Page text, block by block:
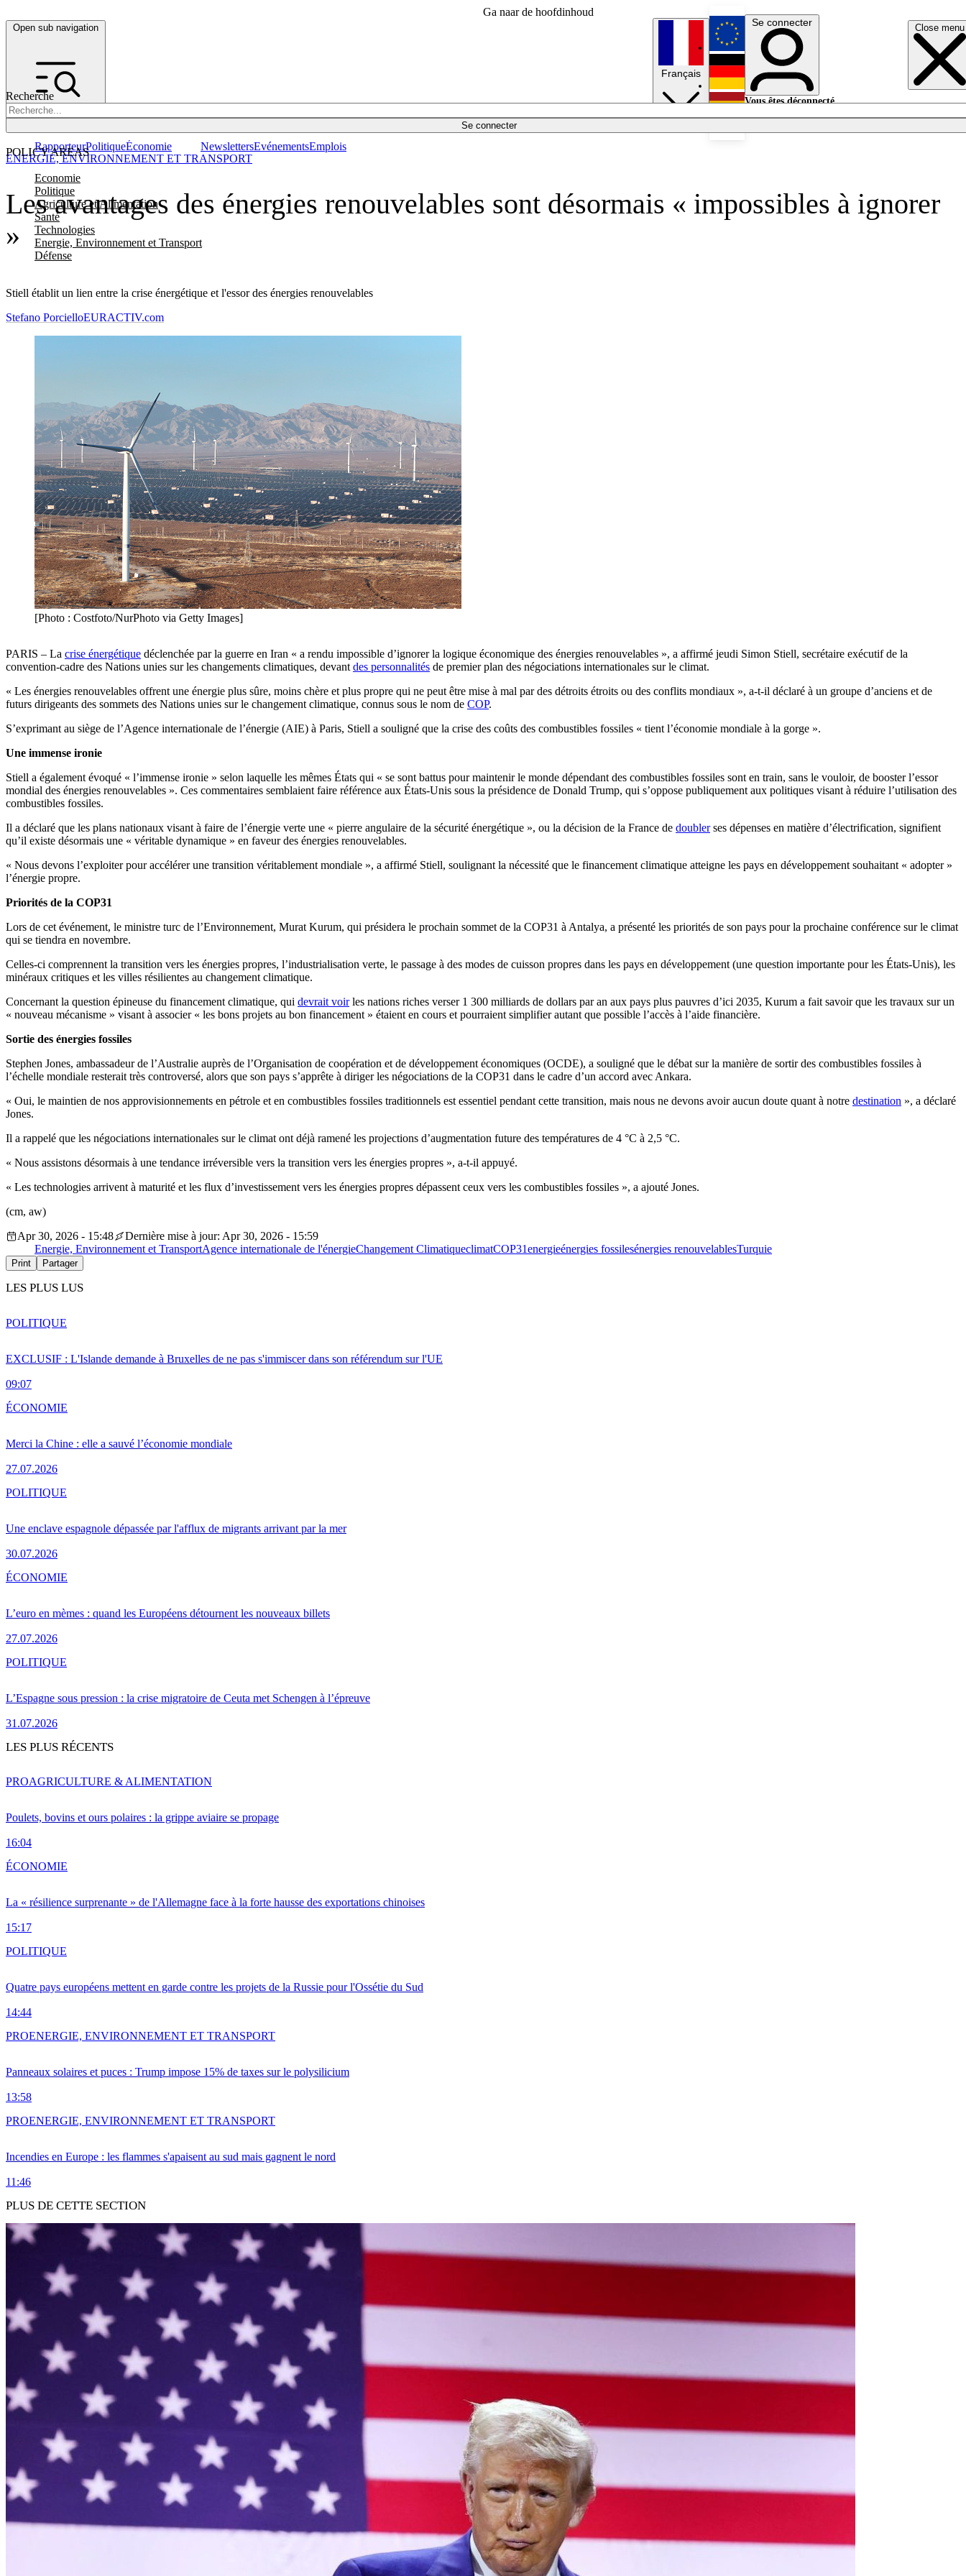
Ga naar de hoofdinhoud
Open sub navigation Close menu
Recherche
Se connecter
POLICY AREAS
Economie
Politique
Agriculture et Alimentation
Santé
Technologies
Energie, Environnement et Transport
Défense
RapporteurPolitiqueÉconomie NewslettersEvénementsEmplois
Français
English
Deutsch
Se connecter
Vous êtes déconnecté.
Les avantages des énergies renouvelables sont désormais « impossibles à ignorer
»
Stiell établit un lien entre la crise énergétique et l'essor des énergies renouvelables
ENERGIE, ENVIRONNEMENT ET TRANSPORT
Stefano PorcielloEURACTIV.com
[Photo : Costfoto/NurPhoto via Getty Images]
PARIS – La crise énergétique déclenchée par la guerre en Iran « a rendu impossible d’ignorer la logique économique des énergies renouvelables », a affirmé jeudi Simon Stiell, secrétaire exécutif de la
convention-cadre des Nations unies sur les changements climatiques, devant des personnalités de premier plan des négociations internationales sur le climat.
« Les énergies renouvelables offrent une énergie plus sûre, moins chère et plus propre qui ne peut être mise à mal par des détroits étroits ou des conflits mondiaux », a-t-il déclaré à un groupe d’anciens et de
futurs dirigeants des sommets des Nations unies sur le changement climatique, connus sous le nom de COP.
S’exprimant au siège de l’Agence internationale de l’énergie (AIE) à Paris, Stiell a souligné que la crise des coûts des combustibles fossiles « tient l’économie mondiale à la gorge ».
Une immense ironie
Stiell a également évoqué « l’immense ironie » selon laquelle les mêmes États qui « se sont battus pour maintenir le monde dépendant des combustibles fossiles sont en train, sans le vouloir, de booster l’essor
mondial des énergies renouvelables ». Ces commentaires semblaient faire référence aux États-Unis sous la présidence de Donald Trump, qui s’oppose publiquement aux politiques visant à réduire l’utilisation des
combustibles fossiles.
Il a déclaré que les plans nationaux visant à faire de l’énergie verte une « pierre angulaire de la sécurité énergétique », ou la décision de la France de doublerses dépenses en matière d’électrification, signifient
qu’il existe désormais une « véritable dynamique » en faveur des énergies renouvelables.
« Nous devons l’exploiter pour accélérer une transition véritablement mondiale », a affirmé Stiell, soulignant la nécessité que le financement climatique atteigne les pays en développement souhaitant « adopter »
l’énergie propre.
Priorités de la COP31
Lors de cet événement, le ministre turc de l’Environnement, Murat Kurum, qui présidera le prochain sommet de la COP31 à Antalya, a présenté les priorités de son pays pour la prochaine conférence sur le climat
qui se tiendra en novembre.
Celles-ci comprennent la transition vers les énergies propres, l’industrialisation verte, le passage à des modes de cuisson propres dans les pays en développement (une question importante pour les États-Unis), les
minéraux critiques et les villes résilientes au changement climatique.
Concernant la question épineuse du financement climatique, qui devrait voirles nations riches verser 1 300 milliards de dollars par an aux pays plus pauvres d’ici 2035, Kurum a fait savoir que les travaux sur un
« nouveau mécanisme » visant à associer « les bons projets au bon financement » étaient en cours et pourraient simplifier autant que possible l’accès à l’aide financière.
Sortie des énergies fossiles
Stephen Jones, ambassadeur de l’Australie auprès de l’Organisation de coopération et de développement économiques (OCDE), a souligné que le débat sur la manière de sortir des combustibles fossiles à
l’échelle mondiale resterait très controversé, alors que son pays s’apprête à diriger les négociations de la COP31 dans le cadre d’un accord avec Ankara.
« Oui, le maintien de nos approvisionnements en pétrole et en combustibles fossiles traditionnels est essentiel pendant cette transition, mais nous ne devons avoir aucun doute quant à notre destination », a déclaré
Jones.
Il a rappelé que les négociations internationales sur le climat ont déjà ramené les projections d’augmentation future des températures de 4 °C à 2,5 °C.
« Nous assistons désormais à une tendance irréversible vers la transition vers les énergies propres », a-t-il appuyé.
« Les technologies arrivent à maturité et les flux d’investissement vers les énergies propres dépassent ceux vers les combustibles fossiles », a ajouté Jones.
(cm, aw)
Apr 30, 2026 - 15:48
Dernière mise à jour: Apr 30, 2026 - 15:59
Energie, Environnement et TransportAgence internationale de l'énergieChangement ClimatiqueclimatCOP31energieénergies fossilesénergies renouvelablesTurquie
Print Partager
LES PLUS LUS
EXCLUSIF : L'Islande demande à Bruxelles de ne pas s'immiscer dans son référendum sur l'UE
09:07
POLITIQUE
Merci la Chine : elle a sauvé l’économie mondiale
27.07.2026
ÉCONOMIE
Une enclave espagnole dépassée par l'afflux de migrants arrivant par la mer
30.07.2026
POLITIQUE
L’euro en mèmes : quand les Européens détournent les nouveaux billets
27.07.2026
ÉCONOMIE
L’Espagne sous pression : la crise migratoire de Ceuta met Schengen à l’épreuve
31.07.2026
POLITIQUE
LES PLUS RÉCENTS
Poulets, bovins et ours polaires : la grippe aviaire se propage
16:04
PROAGRICULTURE & ALIMENTATION
La « résilience surprenante » de l'Allemagne face à la forte hausse des exportations chinoises
15:17
ÉCONOMIE
Quatre pays européens mettent en garde contre les projets de la Russie pour l'Ossétie du Sud
14:44
POLITIQUE
Panneaux solaires et puces : Trump impose 15% de taxes sur le polysilicium
13:58
PROENERGIE, ENVIRONNEMENT ET TRANSPORT
Incendies en Europe : les flammes s'apaisent au sud mais gagnent le nord
11:46
PROENERGIE, ENVIRONNEMENT ET TRANSPORT
PLUS DE CETTE SECTION